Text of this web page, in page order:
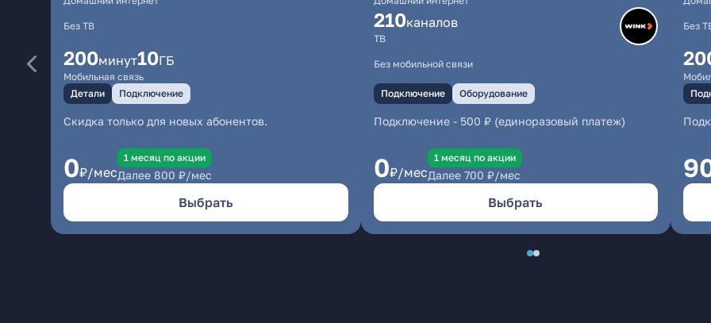
Без ТВ
200минут10ГБ
Мобильная связь
Детали
Подключение
Скидка только для новых абонентов.
0₽/мес
1 месяц по акции
Далее 800 ₽/мес
Выбрать
210каналов
ТВ
Без мобильной связи
Подключение Оборудование
Подключение- 500 ₽ (единоразовый платеж)
0₽/мес
1 месяц по акции
Далее 700 ₽/мес
Выбрать
Без